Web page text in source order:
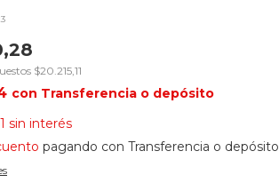
$20.215,11
con Transferencia o depósito
sin interés
pagando con Transferencia o depósito